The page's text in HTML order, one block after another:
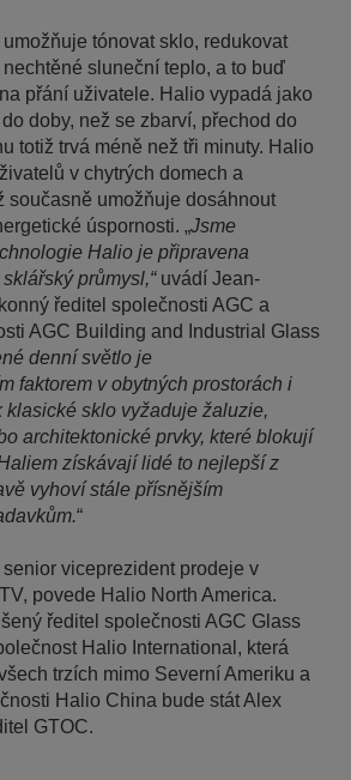
tónovat sklo, redukovat
sluneční teplo, a to buď
přání uživatele. Halio vypadá jako
doby, než se zbarví, přechod do
totiž trvá méně než tři minuty. Halio
v chytrých domech a
současně umožňuje dosáhnout
úspornosti. „Jsme
Halio je připravena
průmysl,“ uvádí Jean-
ředitel společnosti AGC a
AGC Building and Industrial Glass
denní světlo je
faktorem v obytných prostorách i
klasické sklo vyžaduje žaluzie,
architektonické prvky, které blokují
získávají lidé to nejlepší z
vyhoví stále přísnějším
“
viceprezident prodeje v
povede Halio North America.
ředitel společnosti AGC Glass
Halio International, která
trzích mimo Severní Ameriku a
Halio China bude stát Alex
GTOC.